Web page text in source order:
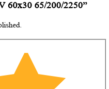
60х30 65/200/2250”